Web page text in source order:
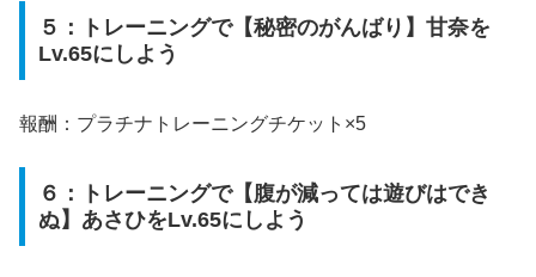
５：トレーニングで【秘密のがんばり】甘奈を
Lv.65にしよう
報酬：プラチナトレーニングチケット×5
６：トレーニングで【腹が減っては遊びはでき
ぬ】あさひをLv.65にしよう